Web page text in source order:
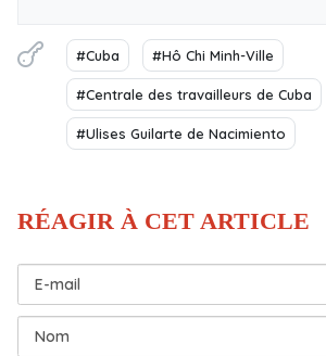
#Cuba #Hô Chi Minh-Ville
#Centrale des travailleurs de Cuba
#Ulises Guilarte de Nacimiento